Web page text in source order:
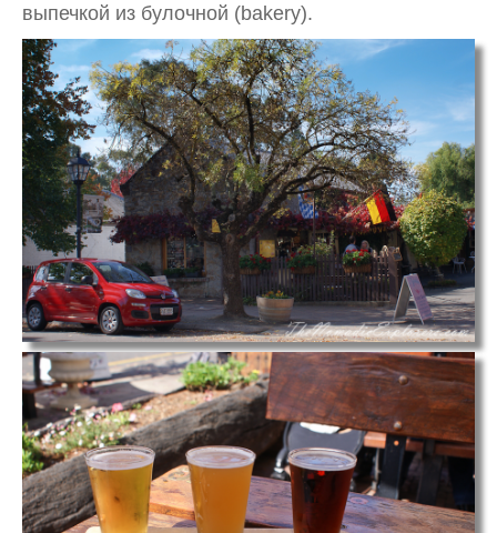
выпечкой из булочной (bakery).